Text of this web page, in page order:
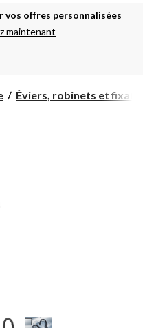
vos offres personnalisées
maintenant
Éviers, robinets et